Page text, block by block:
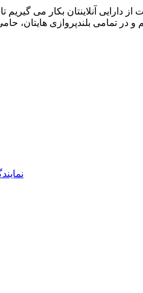
توان و تلاشمان را در جهت حفاظت از دارایی